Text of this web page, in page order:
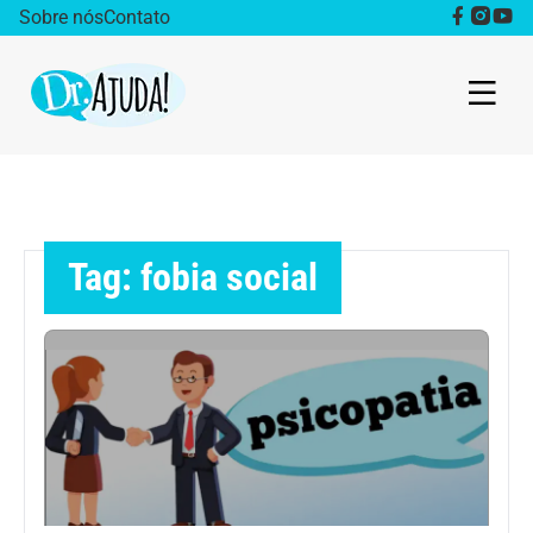
Sobre nósContato
Obesidade
Destaque
Bem estar
Vida Saudável
Saúde da mulher
Tag: fobia social